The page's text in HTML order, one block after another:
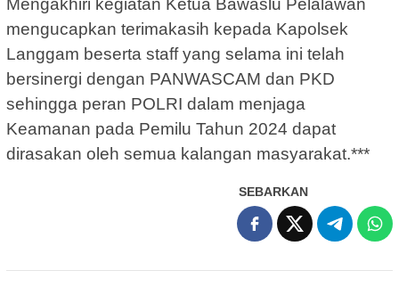
Mengakhiri kegiatan Ketua Bawaslu Pelalawan
mengucapkan terimakasih kepada Kapolsek
Langgam beserta staff yang selama ini telah
bersinergi dengan PANWASCAM dan PKD
sehingga peran POLRI dalam menjaga
Keamanan pada Pemilu Tahun 2024 dapat
dirasakan oleh semua kalangan masyarakat.***
SEBARKAN